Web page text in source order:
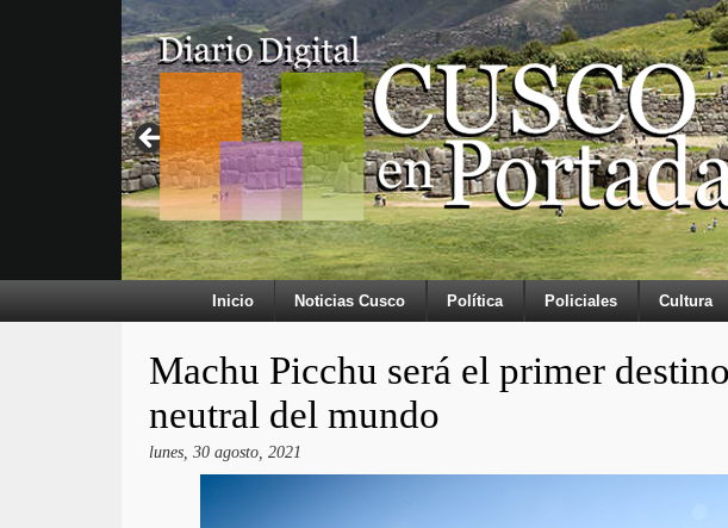
Inicio Noticias Cusco Política Policiales Cultura
Machu Picchu será el primer
neutral del mundo
lunes, 30 agosto, 2021